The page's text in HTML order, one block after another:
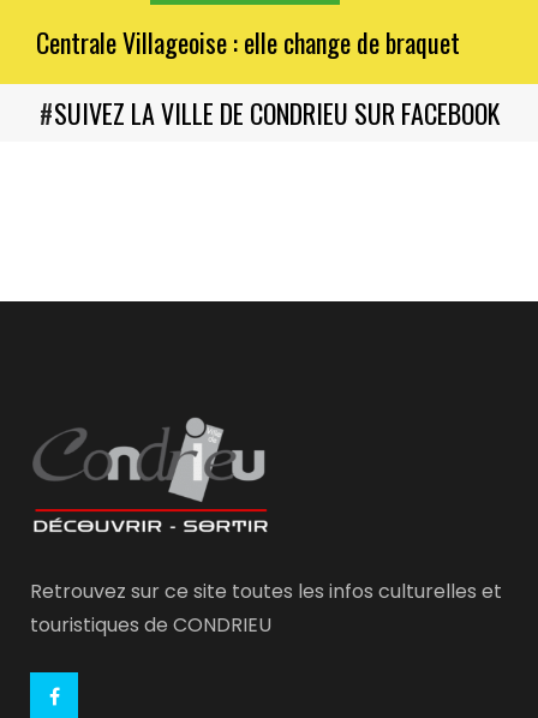
Centrale Villageoise : elle change de braquet
#SUIVEZ LA VILLE DE CONDRIEU SUR FACEBOOK
Retrouvez sur ce site toutes les infos culturelles et
touristiques de CONDRIEU